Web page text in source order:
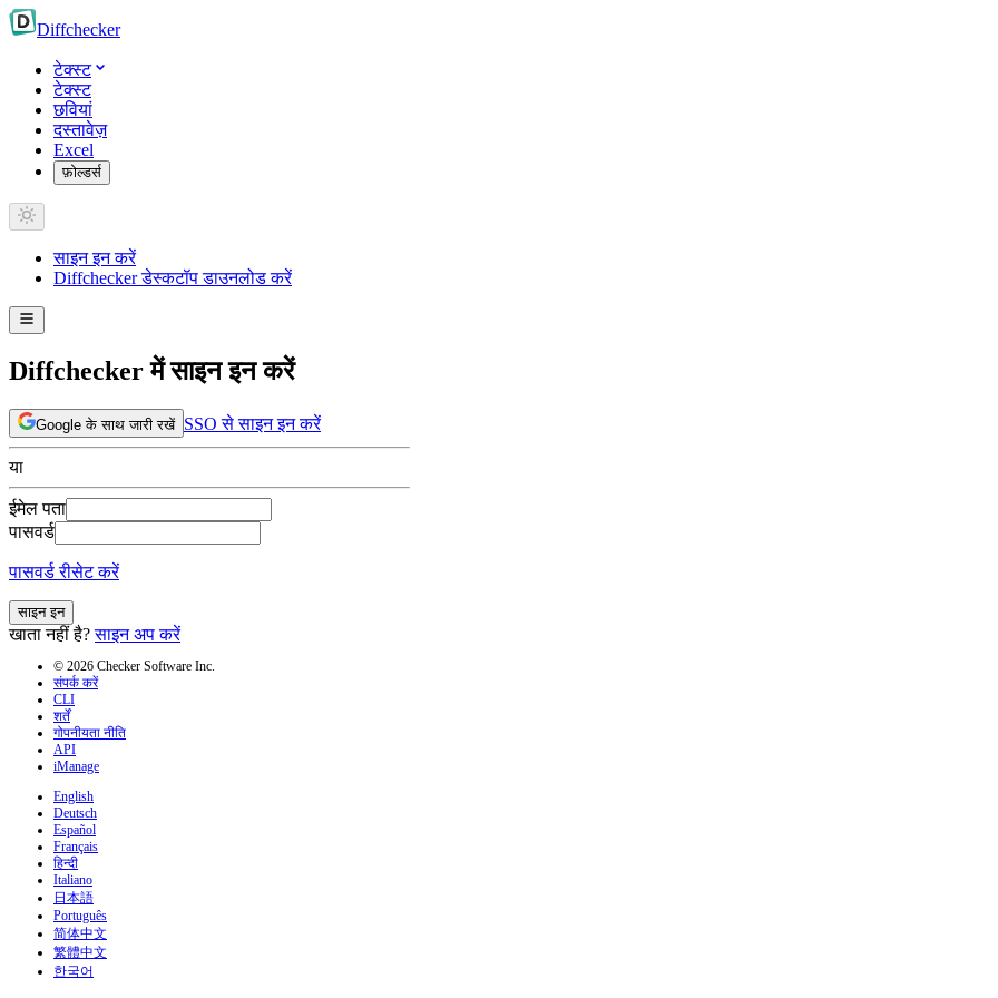
Diffchecker
टेक्स्ट
टेक्स्ट
छवियां
दस्तावेज़
Excel
फ़ोल्डर्स
साइन इन करें
Diffchecker डेस्कटॉप डाउनलोड करें
Diffchecker में साइन इन करें
Google के साथ जारी रखें SSO से साइन इन करें
या
ईमेल पता
पासवर्ड
पासवर्ड रीसेट करें
साइन इन
खाता नहीं है? साइन अप करें
© 2026 Checker Software Inc.
संपर्क करें
CLI
शर्तें
गोपनीयता नीति
API
iManage
English
Deutsch
Español
Français
हिन्दी
Italiano
日本語
Português
简体中文
繁體中文
한국어